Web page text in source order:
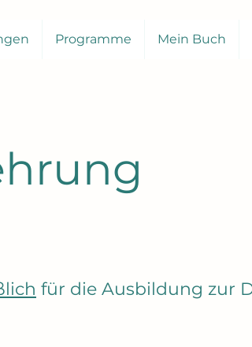
Programme Mein Buch
für die Ausbildung zur